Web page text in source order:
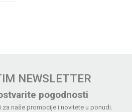
NEWSLETTER
pogodnosti
za naše promocije i novitete u ponudi.